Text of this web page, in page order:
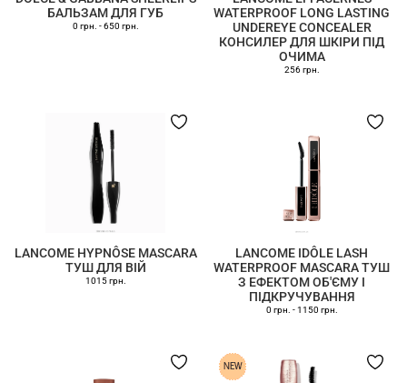
БАЛЬЗАМ ДЛЯ ГУБ
0 грн. -650 грн.
WATERPROOF LONG LASTING
UNDEREYE CONCEALER
КОНСИЛЕР ДЛЯ ШКІРИ ПІД
ОЧИМА
256 грн.
LANCOME HYPNÔSE MASCARA
ТУШ ДЛЯ ВІЙ
1015 грн.
LANCOME IDÔLE LASH
WATERPROOF MASCARA ТУШ
З ЕФЕКТОМ ОБ'ЄМУ І
ПІДКРУЧУВАННЯ
0 грн. -1150 грн.